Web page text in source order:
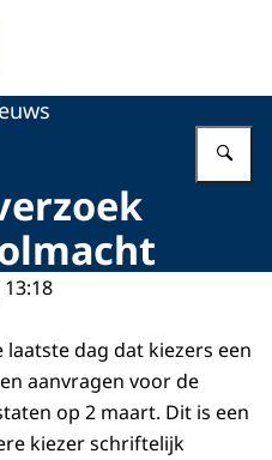
dag dat kiezers een
aanvragen voor de
op 2 maart. Dit is een
kiezer schriftelijk